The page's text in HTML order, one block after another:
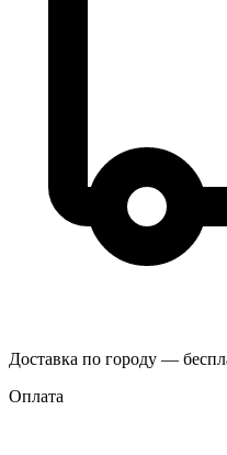
Доставка по городу —
Оплата